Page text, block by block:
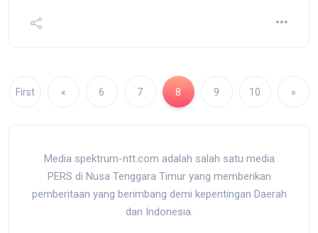
First « 6 7 8 9 10 »
Media spektrum-ntt.com adalah salah satu media
PERS di Nusa Tenggara Timur yang memberikan
pemberitaan yang berimbang demi kepentingan Daerah
dan Indonesia.